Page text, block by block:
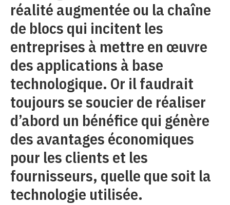
réalité augmentée ou la chaîne
de blocs qui incitent les
entreprises à mettre en œuvre
des applications à base
technologique. Or il faudrait
toujours se soucier de réaliser
d’abord un bénéfice qui génère
des avantages économiques
pour les clients et les
fournisseurs, quelle que soit la
technologie utilisée.